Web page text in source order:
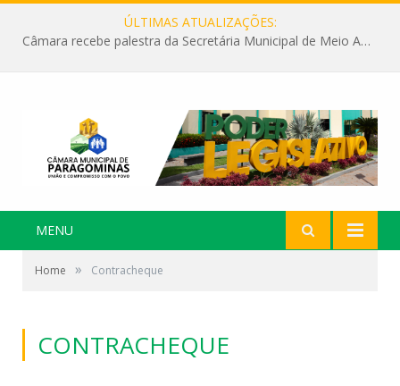
ÚLTIMAS ATUALIZAÇÕES:
Câmara recebe palestra da Secretária Municipal de Meio Ambiente sobre as ações da “SEMANA DO MEIO AMBIENTE”
MENU
Home » Contracheque
CONTRACHEQUE